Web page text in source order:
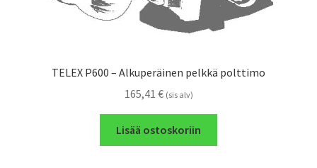
TELEX P600 – Alkuperäinen pelkkä polttimo
165,41 € (sis alv)
Lisää ostoskoriin